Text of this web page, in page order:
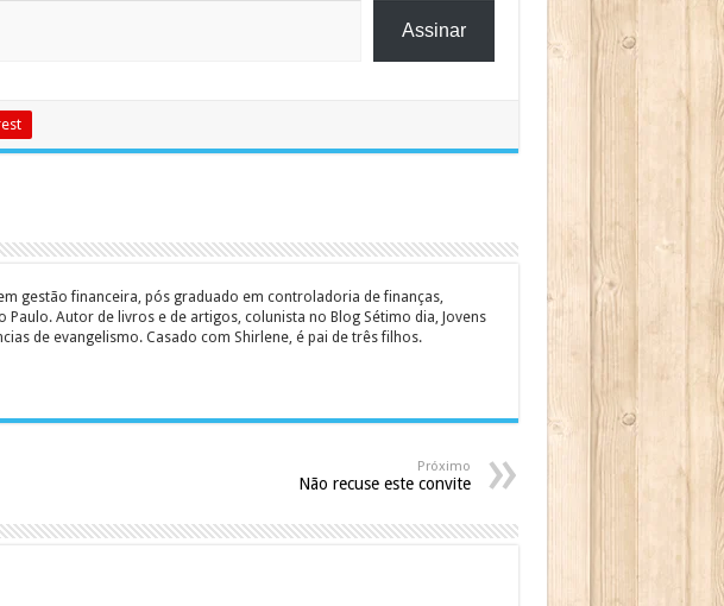
Assinar
gestão financeira, pós graduado em controladoria de finanças,
Autor de livros e de artigos, colunista no Blog Sétimo dia, Jovens
de evangelismo. Casado com Shirlene, é pai de três filhos.
Próximo
Não recuse este convite